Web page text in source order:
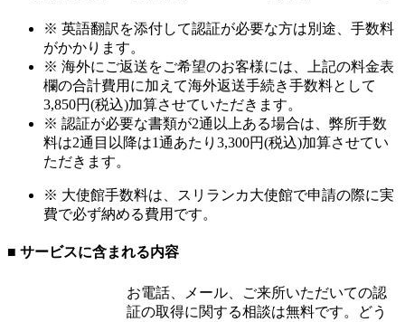
※ 英語翻訳を添付して認証が必要な方は別途、手数料
がかかります。
※ 海外にご返送をご希望のお客様には、上記の料金表
欄の合計費用に加えて海外返送手続き手数料として
3,850円(税込)加算させていただきます。
※ 認証が必要な書類が2通以上ある場合は、弊所手数
料は2通目以降は1通あたり3,300円(税込)加算させてい
ただきます。
※ 大使館手数料は、スリランカ大使館で申請の際に実
費で必ず納める費用です。
■ サービスに含まれる内容
お電話、メール、ご来所いただいての認
証の取得に関する相談は無料です。どう